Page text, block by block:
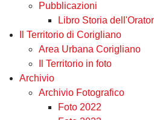
Pubblicazioni
Libro Storia
Il Territorio di Corigliano
Area Urbana Corigliano
Il Territorio in foto
Archivio
Archivio Fotografico
Foto 2022